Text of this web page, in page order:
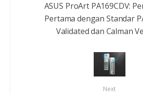
ASUS ProArt PA169CDV:
Pertama dengan Standar
Validated dan Calman
Next